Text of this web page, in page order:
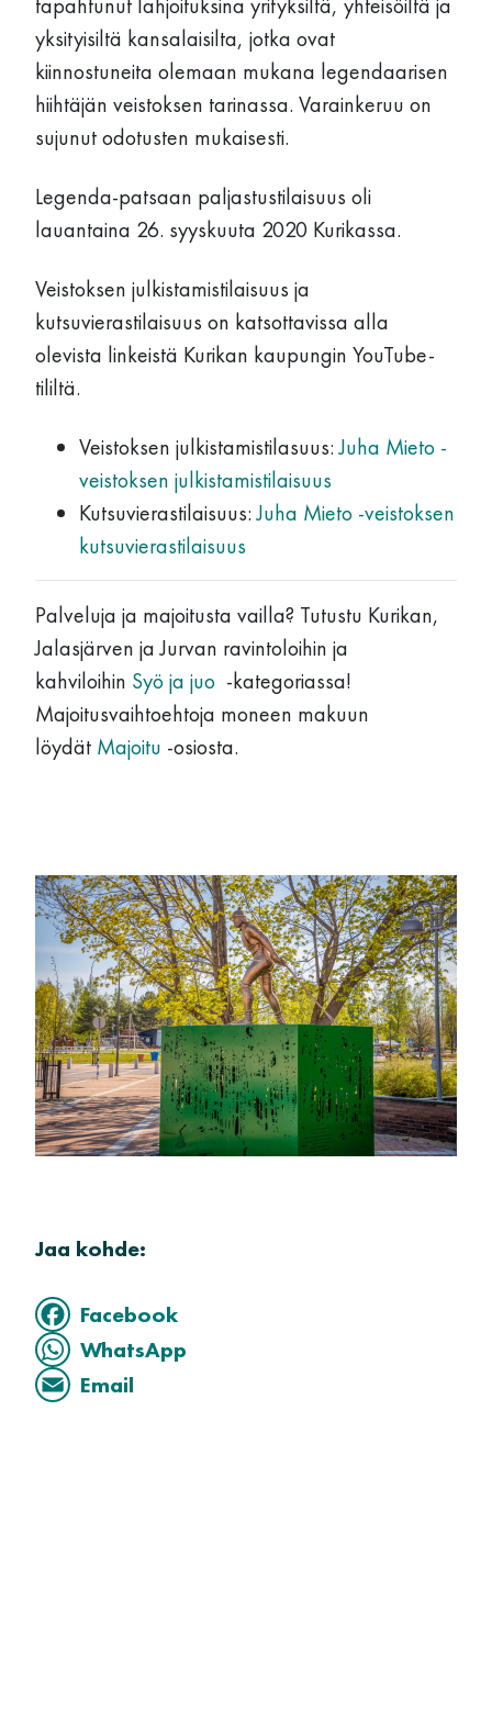
yksityisiltä kansalaisilta, jotka ovat
kiinnostuneita olemaan mukana legendaarisen
hiihtäjän veistoksen tarinassa. Varainkeruu on
sujunut odotusten mukaisesti.
Legenda-patsaan paljastustilaisuus oli
lauantaina 26. syyskuuta 2020 Kurikassa.
Veistoksen julkistamistilaisuus ja
kutsuvierastilaisuus on katsottavissa alla
olevista linkeistä Kurikan kaupungin YouTube-
tililtä.
Veistoksen julkistamistilasuus:Juha Mieto -
veistoksen julkistamistilaisuus
Kutsuvierastilaisuus:Juha Mieto -veistoksen
kutsuvierastilaisuus
Palveluja ja majoitusta vailla? Tutustu Kurikan,
Jalasjärven ja Jurvan ravintoloihin ja
kahviloihin Syö ja juo-kategoriassa!
Majoitusvaihtoehtoja moneen makuun
löydät Majoitu -osiosta.
Jaa kohde:
Facebook
WhatsApp
Email